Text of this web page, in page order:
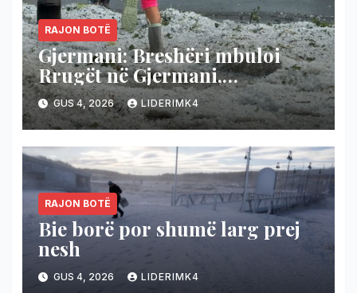
RAJON BOTË
Gjermani: Breshëri mbuloi
Rrugët në Gjermani,
temperaturat bien nga 36 në 19
gradë
GUS 4, 2026 LIDERIMK4
RAJON BOTË
Bie borë por shumë larg prej
nesh
GUS 4, 2026 LIDERIMK4